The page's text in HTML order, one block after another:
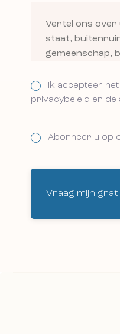
Ik accepteer
privacybeleid en de
Abonneer u op
Vraag mijn